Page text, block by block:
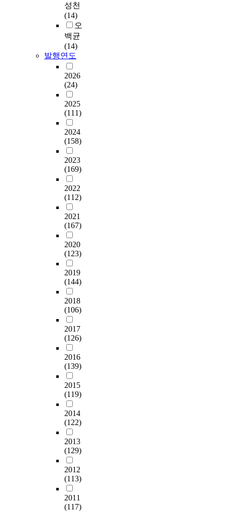
성천
(14)
오
백균
(14)
발행연도
2026
(24)
2025
(111)
2024
(158)
2023
(169)
2022
(112)
2021
(167)
2020
(123)
2019
(144)
2018
(106)
2017
(126)
2016
(139)
2015
(119)
2014
(122)
2013
(129)
2012
(113)
2011
(117)